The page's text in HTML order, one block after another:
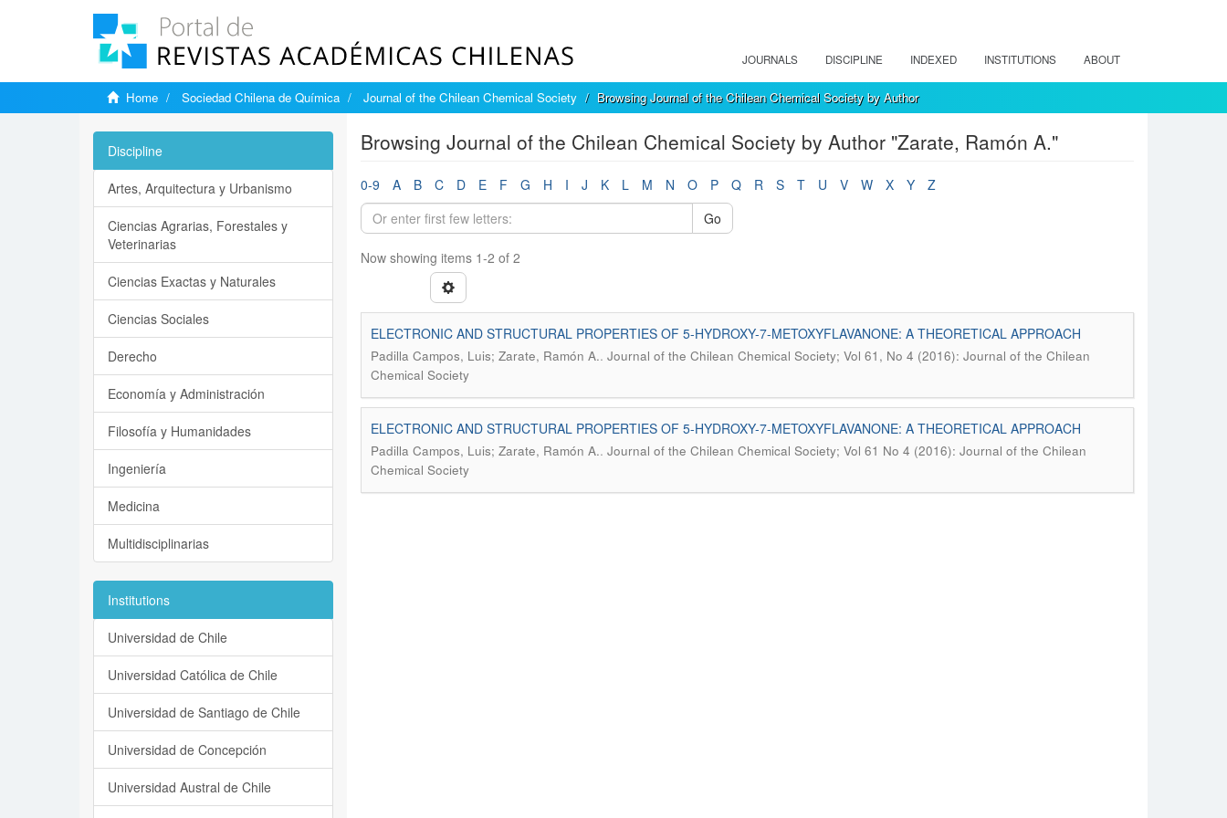
JOURNALS DISCIPLINE INDEXED INSTITUTIONS ABOUT
Home Sociedad Chilena de Química Journal of the Chilean Chemical Society Browsing Journal of the Chilean Chemical Society by Author
Browsing Journal of the Chilean Chemical Society by Author "Zarate, Ramón A."
0-9 A B C D E F G H I J K L M N O P Q R S T U V W X Y
Z
Go
Now showing items 1-2 of 2
ELECTRONIC AND STRUCTURAL PROPERTIES OF 5-HYDROXY-7-METOXYFLAVANONE: A THEORETICAL APPROACH
Padilla Campos, Luis; Zarate, Ramón A.. Journal of the Chilean Chemical Society; Vol 61, No 4 (2016): Journal of the Chilean
Chemical Society
ELECTRONIC AND STRUCTURAL PROPERTIES OF 5-HYDROXY-7-METOXYFLAVANONE: A THEORETICAL APPROACH
Padilla Campos, Luis; Zarate, Ramón A.. Journal of the Chilean Chemical Society; Vol 61 No 4 (2016): Journal of the Chilean
Chemical Society
Discipline
Artes, Arquitectura y Urbanismo
Ciencias Agrarias, Forestales y
Veterinarias
Ciencias Exactas y Naturales
Ciencias Sociales
Derecho
Economía y Administración
Filosofía y Humanidades
Ingeniería
Medicina
Multidisciplinarias
Institutions
Universidad de Chile
Universidad Católica de Chile
Universidad de Santiago de Chile
Universidad de Concepción
Universidad Austral de Chile